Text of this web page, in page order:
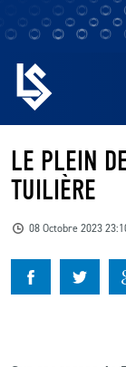
EQUIPES
BILLETTERIE
KIDS
LE PLEIN
TUILIÈRE
08 Octobre 2023